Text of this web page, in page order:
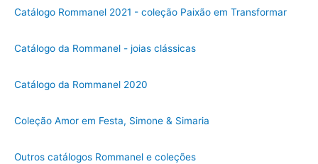
Catálogo Rommanel 2021 - coleção Paixão em Transformar
Catálogo da Rommanel - joias clássicas
Catálogo da Rommanel 2020
Coleção Amor em Festa, Simone & Simaria
Outros catálogos Rommanel e coleções